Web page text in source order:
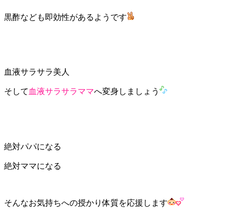
黒酢なども即効性があるようです
血液サラサラ美人
そして 血液サラサラママへ変身しましょう
絶対パパになる
絶対ママになる
そんなお気持ちへの授かり体質を応援します